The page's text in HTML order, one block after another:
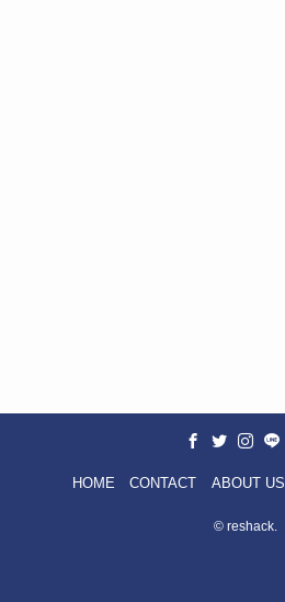
HOME CONTACT ABOUT US
© reshack.